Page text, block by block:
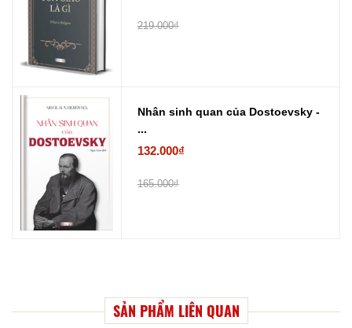
219.000₫
Nhân sinh quan của Dostoevsky -
...
132.000₫
165.000₫
SẢN PHẨM LIÊN QUAN